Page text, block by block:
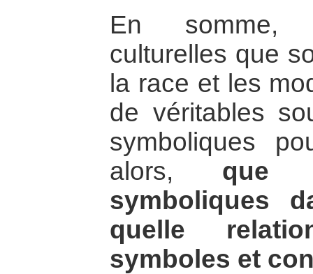
En somme,
culturelles que
la race et les
de véritables
symboliques
alors, que
symboliques
quelle
symboles et